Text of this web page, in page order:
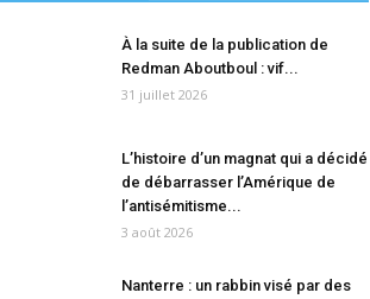
À la suite de la publication de
Redman Aboutboul : vif...
31 juillet 2026
L’histoire d’un magnat qui a décidé
de débarrasser l’Amérique de
l’antisémitisme...
3 août 2026
Nanterre : un rabbin visé par des